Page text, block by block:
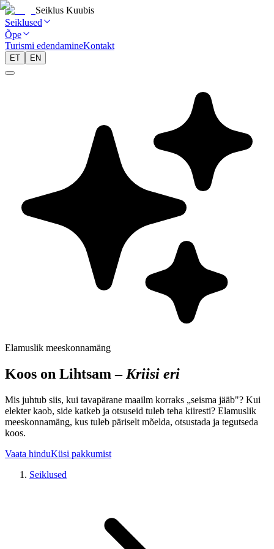
Seiklus Kuubis
Seiklused
Õpe
Turismi edendamineKontakt
ET EN
Elamuslik meeskonnamäng
Koos on Lihtsam – Kriisi eri
Mis juhtub siis, kui tavapärane maailm korraks „seisma jääb"? Kui
elekter kaob, side katkeb ja otsuseid tuleb teha kiiresti? Elamuslik
meeskonnamäng, kus tuleb päriselt mõelda, otsustada ja tegutseda
koos.
Vaata hinduKüsi pakkumist
Seiklused